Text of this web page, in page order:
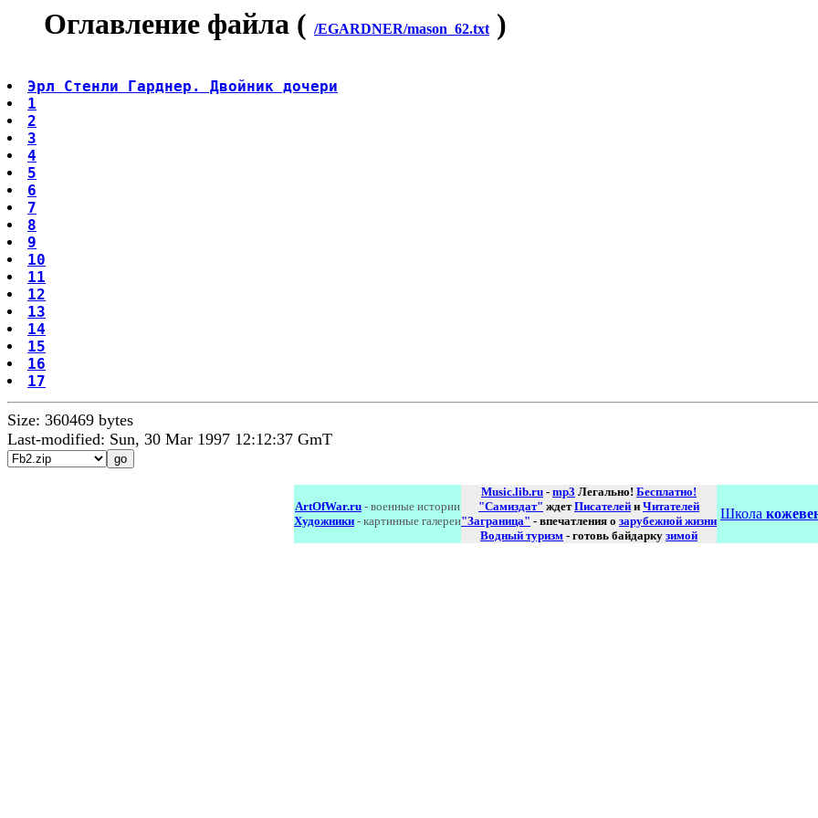
Оглавление файла ( /EGARDNER/mason_62.txt )
Эрл Стенли Гарднер. Двойник дочери
1
2
3
4
5
6
7
8
9
10
11
12
13
14
15
16
17
Size: 360469 bytes
Last-modified: Sun, 30 Mar 1997 12:12:37 GmT
ArtOfWar.ru - военные истории
Художники - картинные галереи
Music.lib.ru - mp3 Легально! Бесплатно!
"Самиздат" ждетПисателей и Читателей
"Заграница" - впечатления о зарубежной жизни
Водный туризм - готовь байдарку зимой
Школа